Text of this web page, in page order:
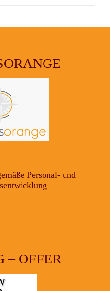
Personal- und
– OFFER